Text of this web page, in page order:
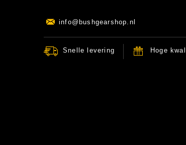
info@bushgearshop.nl
Snelle levering Hoge